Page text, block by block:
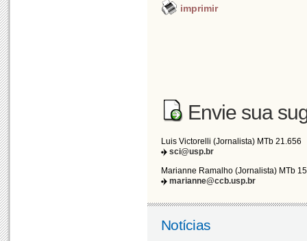
imprimir
Envie sua
Luis Victorelli (Jornalista) MTb 21.656
sci@usp.br
Marianne Ramalho (Jornalista) MTb
marianne@ccb.usp.br
Notícias